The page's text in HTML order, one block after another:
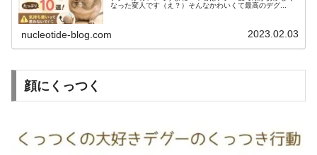
なった変人です（え？）そんなかわいくて最高のデグ...
nucleotide-blog.com 2023.02.03
顔にくっつく